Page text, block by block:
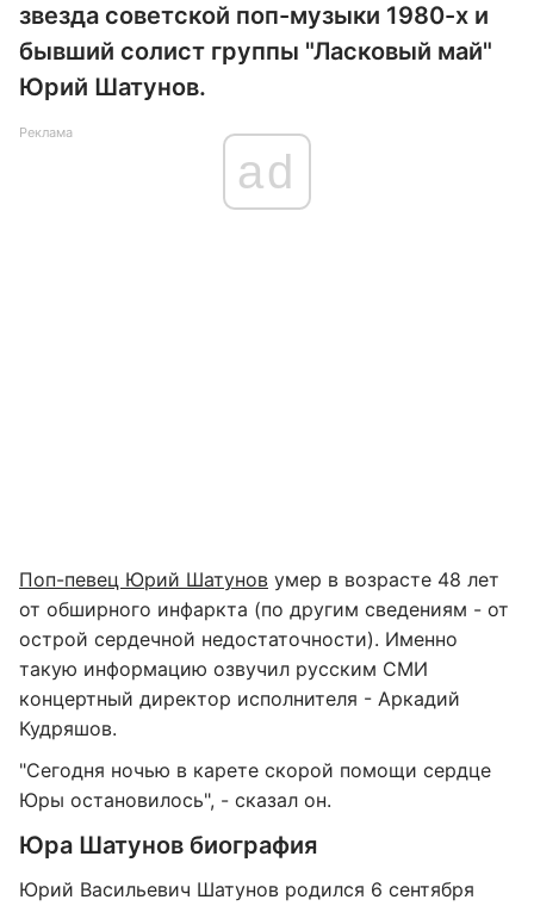
звезда советской поп-музыки 1980-х и
бывший солист группы "Ласковый май"
Юрий Шатунов.
Реклама
ad
Поп-певец Юрий Шатунов умер в возрасте 48 лет
от обширного инфаркта (по другим сведениям - от
острой сердечной недостаточности). Именно
такую информацию озвучил русским СМИ
концертный директор исполнителя - Аркадий
Кудряшов.
"Сегодня ночью в карете скорой помощи сердце
Юры остановилось", - сказал он.
Юра Шатунов биография
Юрий Васильевич Шатунов родился 6 сентября